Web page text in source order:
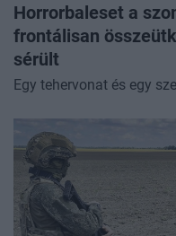
Horrorbaleset a
frontálisan
sérült
Egy tehervonat és egy